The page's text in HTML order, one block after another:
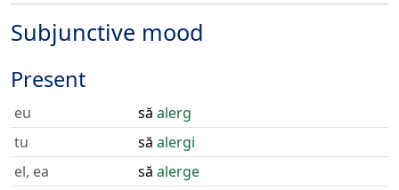
Subjunctive mood
Present
eu să alerg
tu
să alergi
el, ea
să alerge